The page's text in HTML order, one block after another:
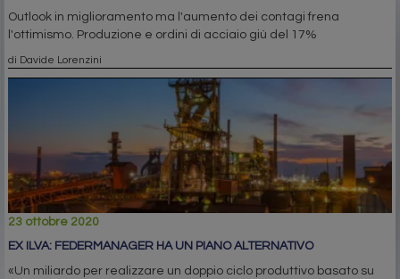
Outlook in miglioramento ma l'aumento dei contagi frena
l'ottimismo. Produzione e ordini di acciaio giù del 17%
di Davide Lorenzini
23 ottobre 2020
EX ILVA: FEDERMANAGER HA UN PIANO ALTERNATIVO
«Un miliardo per realizzare un doppio ciclo produttivo basato su